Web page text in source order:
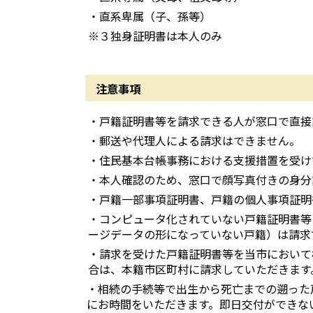
・直系卑属（子、孫等）
※３独身証明書は本人のみ
注意事項
・戸籍証明書等を請求できる人が窓口で直
・郵送や代理人による請求はできません。
・住民基本台帳事務における支援措置を受
・本人確認のため、窓口で顔写真付きの身
・戸籍一部事項証明書、戸籍の個人事項証
・コンピュータ化されていない戸籍証明書
ージデータの形になっていない戸籍）は請
・請求を受けた戸籍証明書等を当市におい
合は、本籍市区町村に請求していただきま
・相続の手続等で出生から死亡までの遡っ
にお時間をいただきます。即日交付ができ